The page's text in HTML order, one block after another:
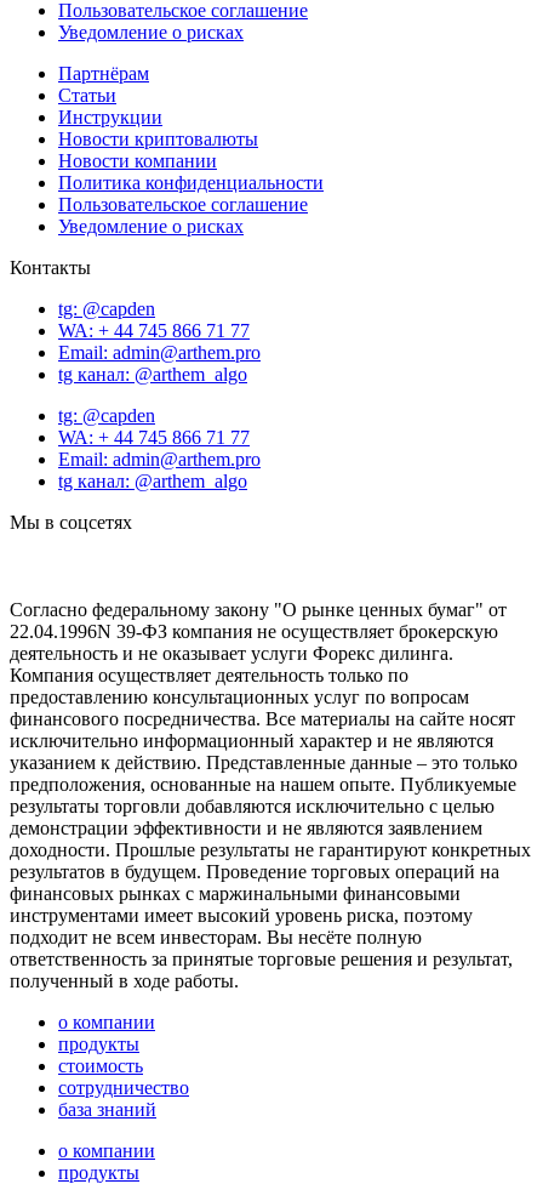
Пользовательское соглашение
Уведомление о рисках
Партнёрам
Статьи
Инструкции
Новости криптовалюты
Новости компании
Политика конфиденциальности
Пользовательское соглашение
Уведомление о рисках
Контакты
tg: @capden
WA: + 44 745 866 71 77
Email: admin@arthem.pro
tg канал: @arthem_algo
tg: @capden
WA: + 44 745 866 71 77
Email: admin@arthem.pro
tg канал: @arthem_algo
Мы в соцсетях
Согласно федеральному закону "О рынке ценных бумаг" от
22.04.1996N 39-ФЗ компания не осуществляет брокерскую
деятельность и не оказывает услуги Форекс дилинга.
Компания осуществляет деятельность только по
предоставлению консультационных услуг по вопросам
финансового посредничества. Все материалы на сайте носят
исключительно информационный характер и не являются
указанием к действию. Представленные данные – это только
предположения, основанные на нашем опыте. Публикуемые
результаты торговли добавляются исключительно с целью
демонстрации эффективности и не являются заявлением
доходности. Прошлые результаты не гарантируют конкретных
результатов в будущем. Проведение торговых операций на
финансовых рынках с маржинальными финансовыми
инструментами имеет высокий уровень риска, поэтому
подходит не всем инвесторам. Вы несёте полную
ответственность за принятые торговые решения и результат,
полученный в ходе работы.
о компании
продукты
стоимость
сотрудничество
база знаний
о компании
продукты